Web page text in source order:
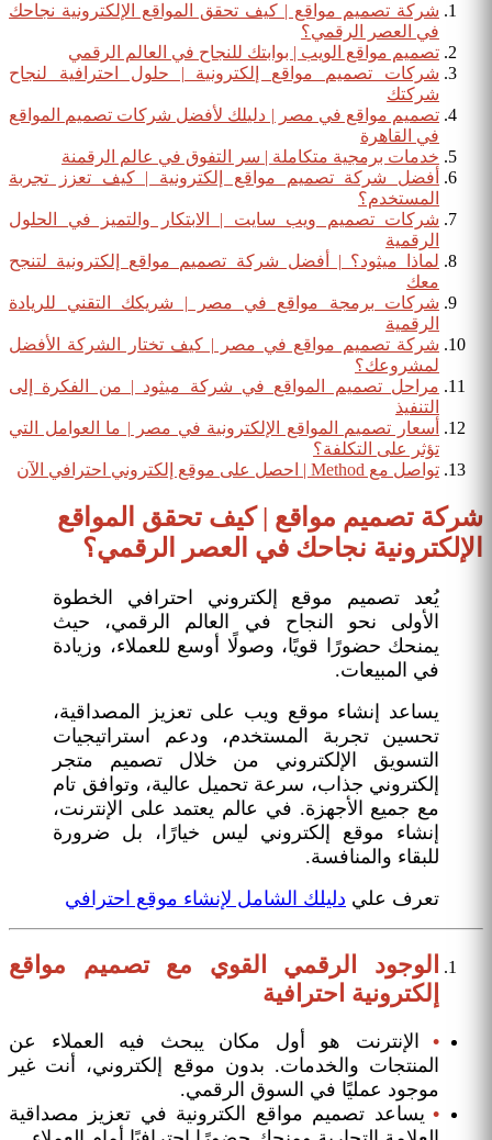
شركة تصميم مواقع | كيف تحقق المواقع الإلكترونية نجاحك
في العصر الرقمي؟
تصميم مواقع الويب | بوابتك للنجاح في العالم الرقمي
شركات تصميم مواقع إلكترونية | حلول احترافية لنجاح
شركتك
تصميم مواقع في مصر | دليلك لأفضل شركات تصميم المواقع
في القاهرة
خدمات برمجية متكاملة | سر التفوق في عالم الرقمنة
أفضل شركة تصميم مواقع إلكترونية | كيف تعزز تجربة
المستخدم؟
شركات تصميم ويب سايت | الابتكار والتميز في الحلول
الرقمية
لماذا ميثود؟ | أفضل شركة تصميم مواقع إلكترونية لتنجح
معك
شركات برمجة مواقع في مصر | شريكك التقني للريادة
الرقمية
شركة تصميم مواقع في مصر | كيف تختار الشركة الأفضل
لمشروعك؟
مراحل تصميم المواقع في شركة ميثود | من الفكرة إلى
التنفيذ
أسعار تصميم المواقع الإلكترونية في مصر | ما العوامل التي
تؤثر على التكلفة؟
تواصل مع Method | احصل على موقع إلكتروني احترافي الآن
شركة تصميم مواقع | كيف تحقق المواقع
الإلكترونية نجاحك في العصر الرقمي؟
يُعد تصميم موقع إلكتروني احترافي الخطوة
الأولى نحو النجاح في العالم الرقمي، حيث
يمنحك حضورًا قويًا، وصولًا أوسع للعملاء، وزيادة
في المبيعات.
يساعد إنشاء موقع ويب على تعزيز المصداقية،
تحسين تجربة المستخدم، ودعم استراتيجيات
التسويق الإلكتروني من خلال تصميم متجر
إلكتروني جذاب، سرعة تحميل عالية، وتوافق تام
مع جميع الأجهزة. في عالم يعتمد على الإنترنت،
إنشاء موقع إلكتروني ليس خيارًا، بل ضرورة
للبقاء والمنافسة.
تعرف علي دليلك الشامل لإنشاء موقع احترافي
الوجود الرقمي القوي مع تصميم مواقع
إلكترونية احترافية
•
الإنترنت هو أول مكان يبحث فيه العملاء عن
المنتجات والخدمات. بدون موقع إلكتروني، أنت غير
موجود عمليًا في السوق الرقمي.
• يساعد تصميم مواقع الكترونية في تعزيز مصداقية